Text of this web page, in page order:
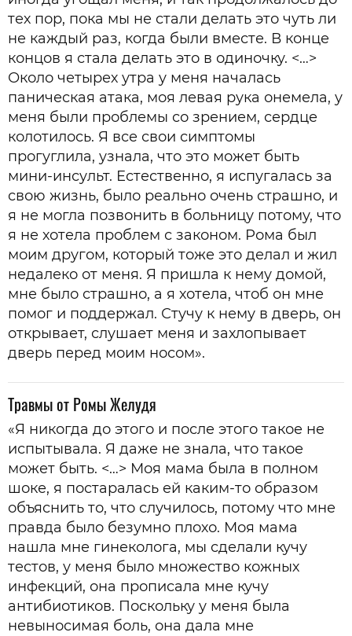
тех пор, пока мы не стали делать это чуть ли
не каждый раз, когда были вместе. В конце
концов я стала делать это в одиночку. <…>
Около четырех утра у меня началась
паническая атака, моя левая рука онемела, у
меня были проблемы со зрением, сердце
колотилось. Я все свои симптомы
прогуглила, узнала, что это может быть
мини-инсульт. Естественно, я испугалась за
свою жизнь, было реально очень страшно, и
я не могла позвонить в больницу потому, что
я не хотела проблем с законом. Рома был
моим другом, который тоже это делал и жил
недалеко от меня. Я пришла к нему домой,
мне было страшно, а я хотела, чтоб он мне
помог и поддержал. Стучу к нему в дверь, он
открывает, слушает меня и захлопывает
дверь перед моим носом».
Травмы от Ромы Желудя
«Я никогда до этого и после этого такое не
испытывала. Я даже не знала, что такое
может быть. <…> Моя мама была в полном
шоке, я постаралась ей каким-то образом
объяснить то, что случилось, потому что мне
правда было безумно плохо. Моя мама
нашла мне гинеколога, мы сделали кучу
тестов, у меня было множество кожных
инфекций, она прописала мне кучу
антибиотиков. Поскольку у меня была
невыносимая боль, она дала мне